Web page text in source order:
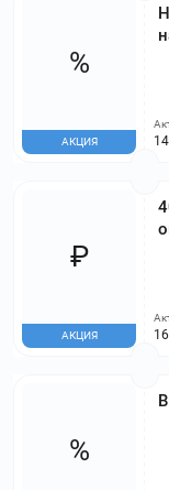
%
АКЦИЯ
₽
АКЦИЯ
%